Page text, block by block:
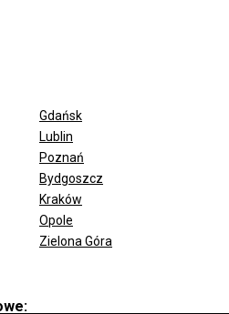
FUNDACJI
Gdańsk
Lublin
Poznań
Bydgoszcz
Kraków
Opole
Zielona Góra